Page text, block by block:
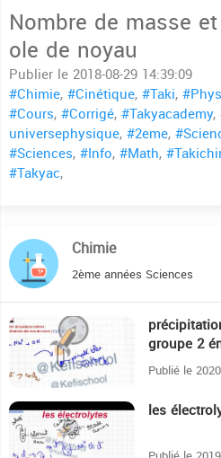
Nombre de masse
ole de noyau
Publier le 2018-08-29 14:39:09
#Chimie,#Cinétique,#Taki,
#Cours,#Corrigé,#Takyacademy,
universephysique,#2eme,
#Sciences,#Info,#Math,
#Takyac,
Chimie
2ème années Sciences
25:58
groupe 2
Publié le
38:47 les